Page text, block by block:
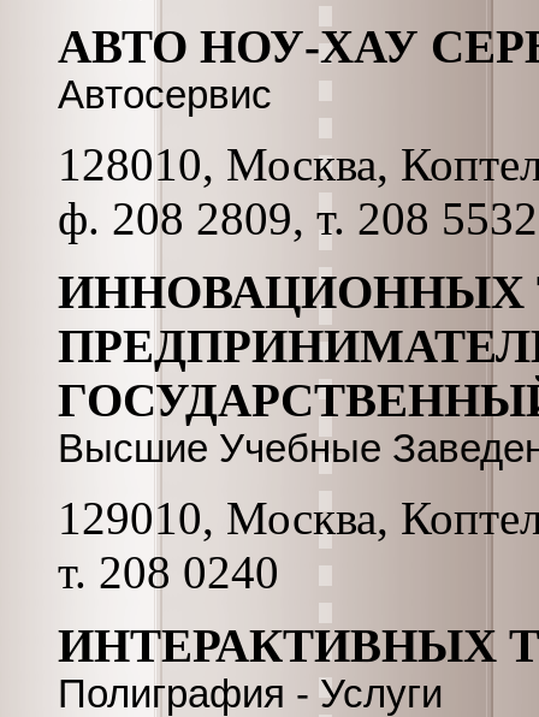
АВТО НОУ-ХАУ
Автосервис
128010, Москва,
ф. 208 2809, т. 208 5532
ИННОВАЦИОННЫХ
Высшие Учебные
129010, Москва,
т. 208 0240
ИНТЕРАКТИВНЫХ
Полиграфия - Услуги